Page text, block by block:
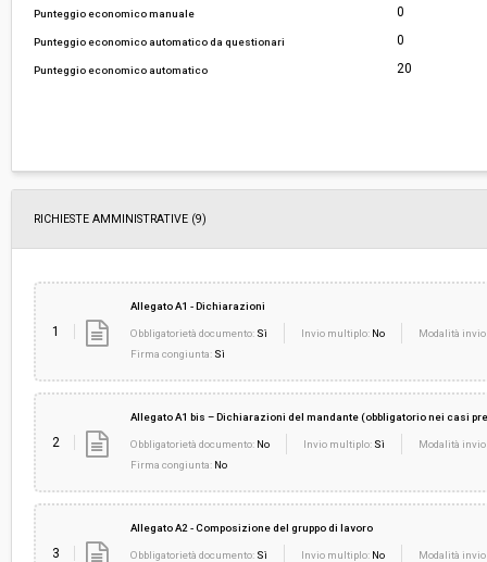
Punteggio economico manuale 0
Punteggio economico automatico da questionari 0
Punteggio economico automatico 20
RICHIESTE AMMINISTRATIVE (9)
1
Allegato A1 - Dichiarazioni
Obbligatorietà documento: Sì Invio multiplo: No
Modalità
Firma congiunta: Sì
2
Allegato A1 bis – Dichiarazioni del mandante (obbligatorio nei casi
Obbligatorietà documento: No Invio multiplo: Sì
Modalità
Firma congiunta: No
3
Allegato A2 - Composizione del gruppo di lavoro
Obbligatorietà documento: Sì Invio multiplo: No
Modalità